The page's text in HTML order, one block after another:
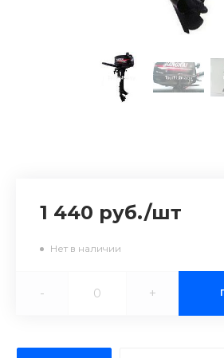
1 440 руб./шт
Нет в наличии
- +